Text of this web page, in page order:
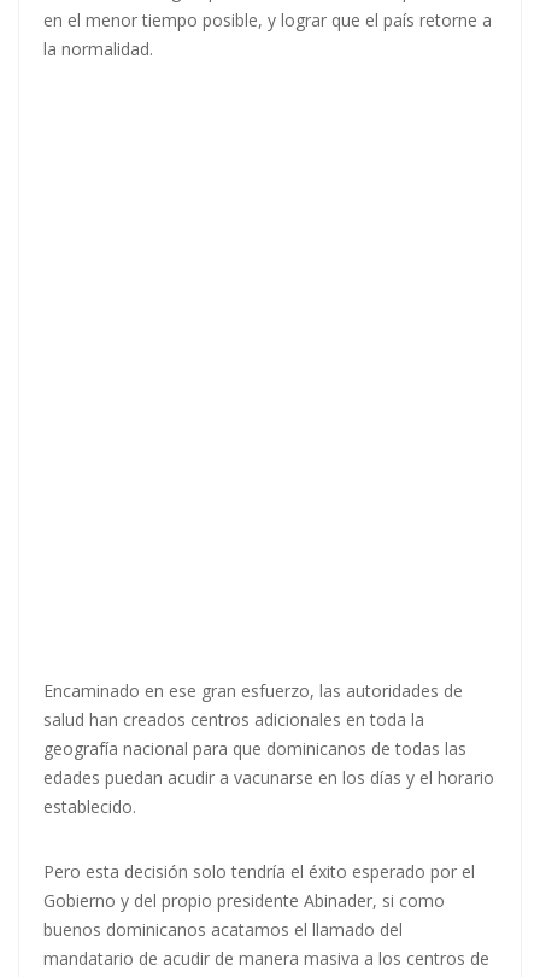
en el menor tiempo posible, y lograr que el país retorne a
la normalidad.
Encaminado en ese gran esfuerzo, las autoridades de
salud han creados centros adicionales en toda la
geografía nacional para que dominicanos de todas las
edades puedan acudir a vacunarse en los días y el horario
establecido.
Pero esta decisión solo tendría el éxito esperado por el
Gobierno y del propio presidente Abinader, si como
buenos dominicanos acatamos el llamado del
mandatario de acudir de manera masiva a los centros de